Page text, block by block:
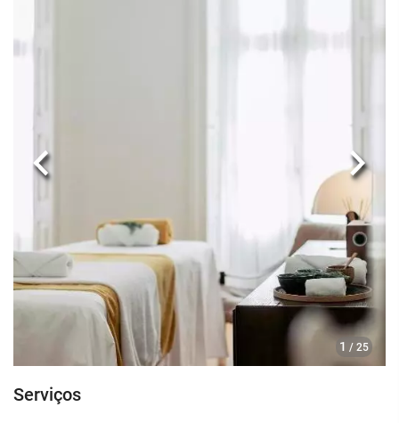
1 / 25
Anterior
Serviços